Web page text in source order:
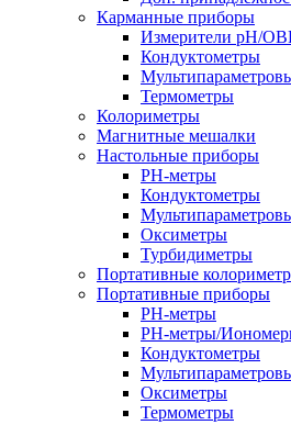
Карманные приборы
Измерители pH/
Кондуктометры
Термометры
Колориметры
Магнитные мешалки
Настольные приборы
PH-метры
Кондуктометры
Оксиметры
Турбидиметры
Портативные
Портативные приборы
PH-метры
PH-метры/
Кондуктометры
Оксиметры
Термометры